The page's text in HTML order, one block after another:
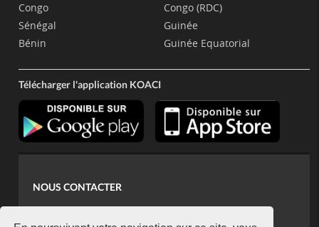
Congo
Sénégal
Bénin
Congo (RDC)
Guinée
Guinée Equatorial
Télécharger l'application KOACI
NOUS CONTACTER